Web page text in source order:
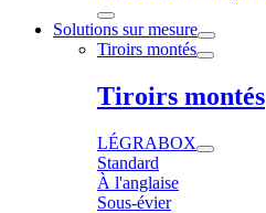
Solutions sur mesure
Tiroirs montés
Tiroirs montés
LÉGRABOX
Standard
À l'anglaise
Sous-évier